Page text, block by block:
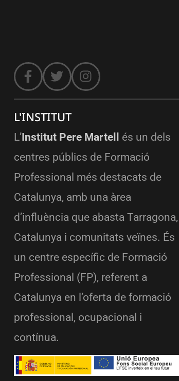
L'INSTITUT
L’Institut Pere Martell
és un dels
centres públics de Formació
Professional més destacats de
Catalunya, amb una àrea
d’influència que abasta Tarragona,
Catalunya i comunitats veïnes. És
un centre específic de Formació
Professional (FP), referent a
Catalunya en l’oferta de formació
professional, ocupacional i
contínua.